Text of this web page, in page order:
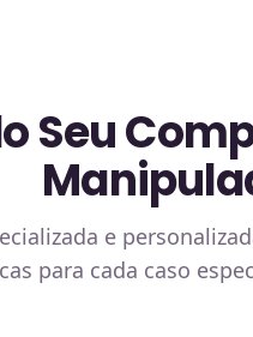
Seu
e
para cada caso